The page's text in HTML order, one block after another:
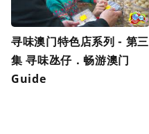
寻味澳门特色店系列 - 第三
集 寻味氹仔．畅游澳门
Guide